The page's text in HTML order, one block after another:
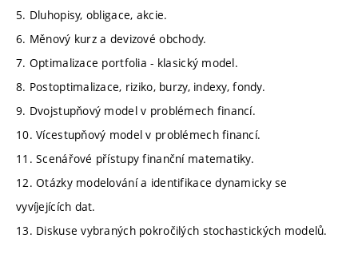
5. Dluhopisy, obligace, akcie.
6. Měnový kurz a devizové obchody.
7. Optimalizace portfolia - klasický model.
8. Postoptimalizace, riziko, burzy, indexy, fondy.
9. Dvojstupňový model v problémech financí.
10. Vícestupňový model v problémech financí.
11. Scenářové přístupy finanční matematiky.
12. Otázky modelování a identifikace dynamicky se
vyvíjejících dat.
13. Diskuse vybraných pokročilých stochastických modelů.